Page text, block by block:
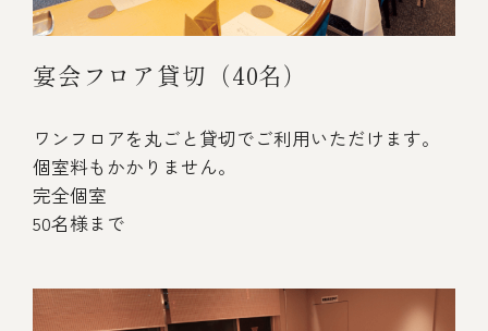
宴会フロア貸切（40名）
ワンフロアを丸ごと貸切でご利用いただけます。
個室料もかかりません。
完全個室
50名様まで